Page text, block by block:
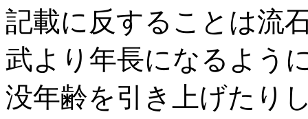
記載に反することは流
武より年長になるよう
没年齢を引き上げたり